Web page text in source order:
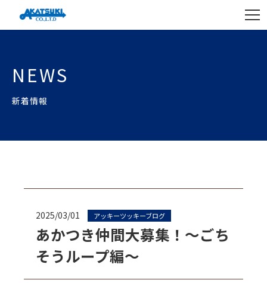
NEWS
新着情報
2025/03/01 アッキーツッキーブログ
あかつき仲間大募集！～ごち
そうループ編～